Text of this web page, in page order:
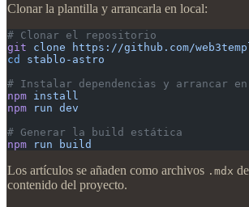
Clonar la plantilla y arrancarla en local:
# Clonar el repositorio
git clone https://github.com/
cd
stablo-astro
# Instalar dependencias y arrancar
npm install
npm run dev
# Generar la build estática
npm run build
Los artículos se añaden como archivos .mdx
contenido del proyecto.